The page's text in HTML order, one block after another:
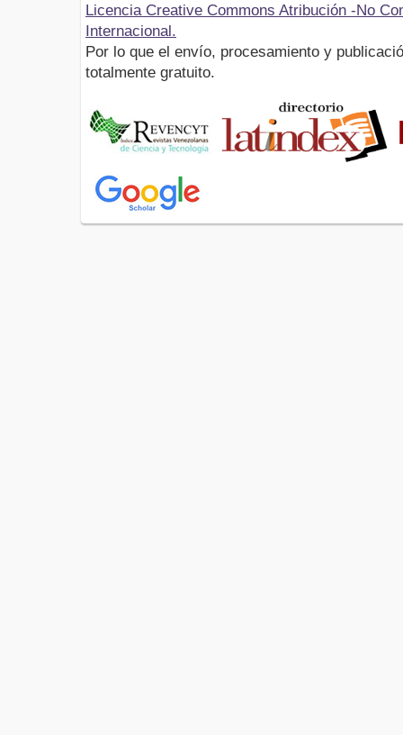
Licencia Creative Commons Atribución -No
Internacional.
Por lo que el envío, procesamiento y
totalmente gratuito.